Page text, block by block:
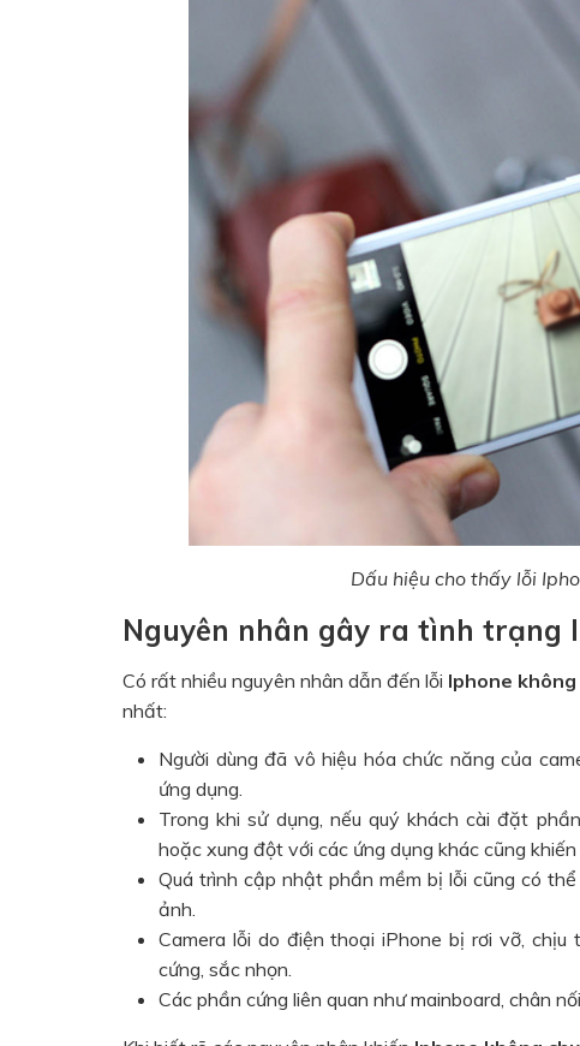
Dấu hiệu cho thấy lỗi
Nguyên nhân gây ra tình trạng
Có rất nhiều nguyên nhân dẫn đến lỗi Iphone
nhất:
Người dùng đã vô hiệu hóa chức năng của
ứng dụng.
Trong khi sử dụng, nếu quý khách cài đặt
hoặc xung đột với các ứng dụng khác cũng
Quá trình cập nhật phần mềm bị lỗi cũng có
ảnh.
Camera lỗi do điện thoại iPhone bị rơi vỡ,
cứng, sắc nhọn.
Các phần cứng liên quan như mainboard, chân